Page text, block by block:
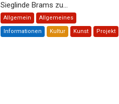
Sieglinde Brams zu...
Allgemein Allgemeines
Informationen Kultur Kunst Projekt